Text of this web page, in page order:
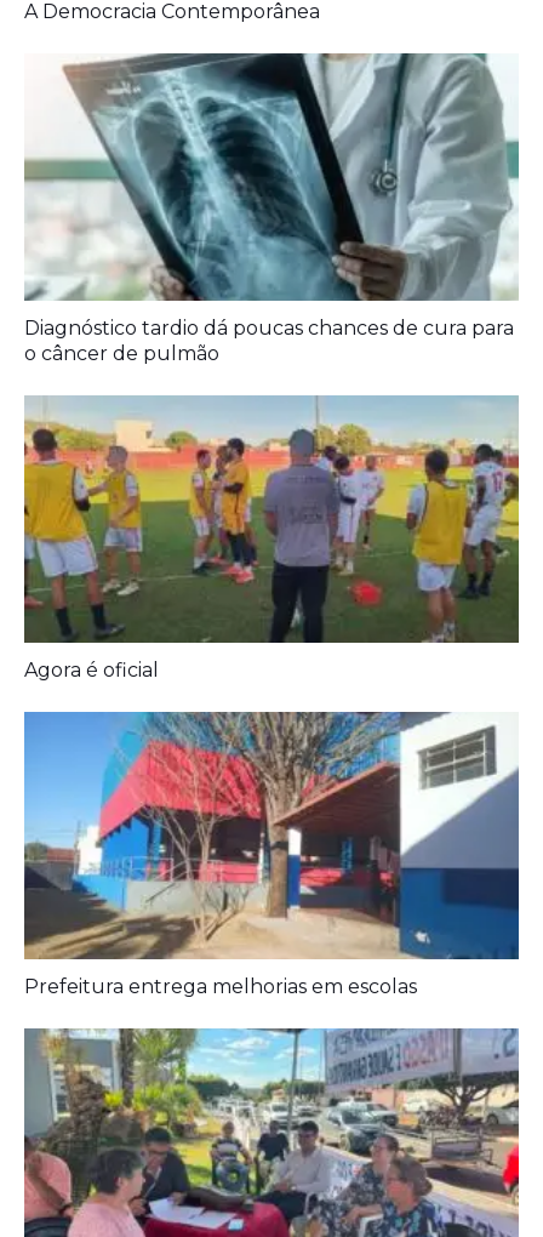
A Democracia Contemporânea
Diagnóstico tardio dá poucas chances de cura para
o câncer de pulmão
Agora é oficial
Prefeitura entrega melhorias em escolas